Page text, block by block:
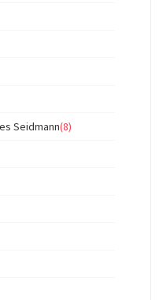
Seidmann(8)